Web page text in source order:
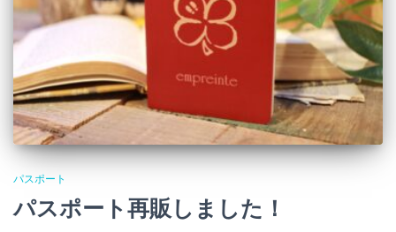
パスポート
パスポート再販しました！